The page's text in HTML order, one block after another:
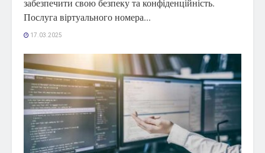
забезпечити свою безпеку та конфіденційність.
Послуга віртуального номера...
17.03.2025